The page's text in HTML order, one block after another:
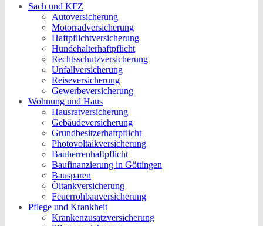
Sach und KFZ
Autoversicherung
Motorradversicherung
Haftpflichtversicherung
Hundehalterhaftpflicht
Rechtsschutzversicherung
Unfallversicherung
Reiseversicherung
Gewerbeversicherung
Wohnung und Haus
Hausratversicherung
Gebäudeversicherung
Grundbesitzerhaftpflicht
Photovoltaikversicherung
Bauherrenhaftpflicht
Baufinanzierung in Göttingen
Bausparen
Öltankversicherung
Feuerrohbauversicherung
Pflege und Krankheit
Krankenzusatzversicherung